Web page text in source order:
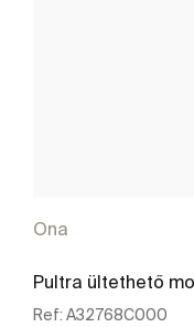
Ona
Pultra ültethető
Ref: A32768C000